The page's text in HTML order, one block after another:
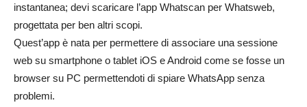
instantanea; devi scaricare l’app Whatscan per Whatsweb,
progettata per ben altri scopi.
Quest’app è nata per permettere di associare una sessione
web su smartphone o tablet iOS e Android come se fosse un
browser su PC permettendoti di spiare WhatsApp senza
problemi.